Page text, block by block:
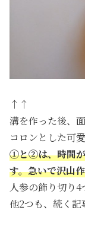
↑↑
溝を作った後、
コロンとした可
①と②は、時間が
す。急いで沢山
人参の飾り切り
他2つも、続く記